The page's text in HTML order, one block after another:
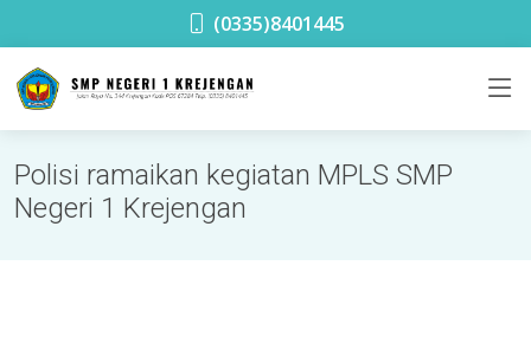
(0335)8401445
Polisi ramaikan kegiatan MPLS SMP
Negeri 1 Krejengan